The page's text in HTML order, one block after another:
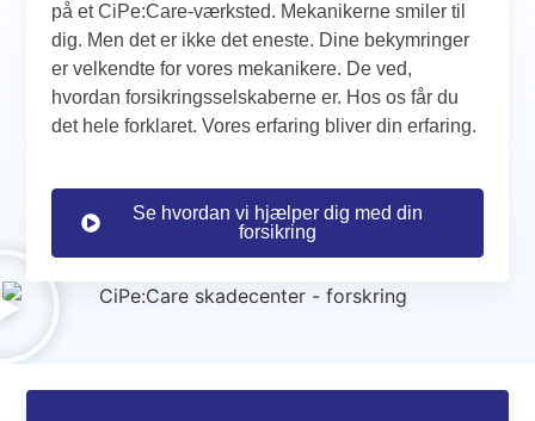
på et CiPe:Care-værksted. Mekanikerne smiler til
dig. Men det er ikke det eneste. Dine bekymringer
er velkendte for vores mekanikere. De ved,
hvordan forsikringsselskaberne er. Hos os får du
det hele forklaret. Vores erfaring bliver din erfaring.
Se hvordan vi hjælper dig med din
forsikring